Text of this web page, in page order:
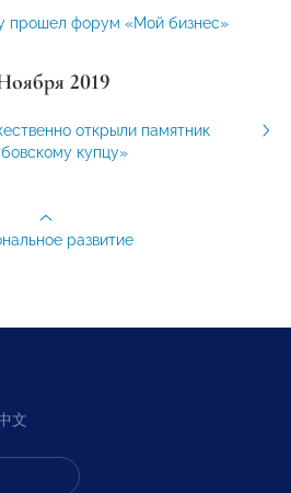
прошел форум «Мой бизнес»
2019
открыли памятник
купцу»
развитие
文